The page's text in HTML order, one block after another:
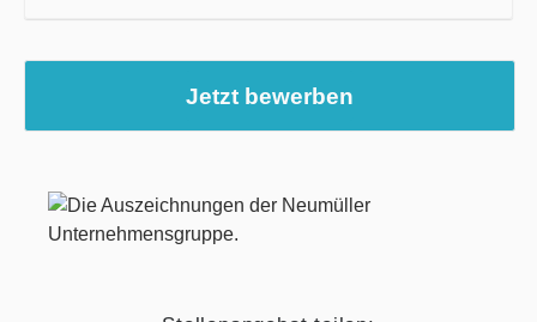
Jetzt bewerben